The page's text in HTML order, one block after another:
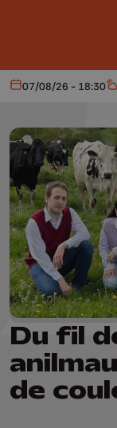
Aujourd'hui
07/08/26 - 18:30
Du fil
de